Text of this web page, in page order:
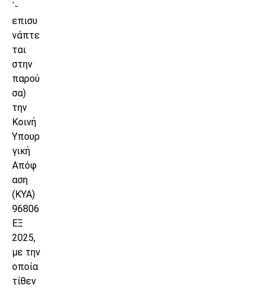
΄-
επισυ
νάπτε
ται
στην
παρού
σα)
την
Κοινή
Υπουρ
γική
Απόφ
αση
(ΚΥΑ)
96806
ΕΞ
2025,
με την
οποία
τίθεν